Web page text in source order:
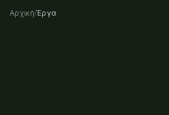
Αρχική/Έργα